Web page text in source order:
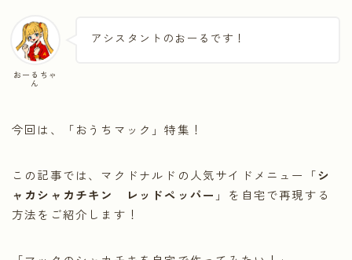
おーるちゃ
ん
アシスタントのおーるです！
今回は、「おうちマック」特集！
この記事では、マクドナルドの人気サイドメニュー「シ
ャカシャカチキン レッドペッパー 」を自宅で再現する
方法をご紹介します！